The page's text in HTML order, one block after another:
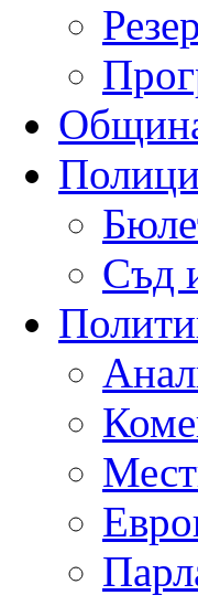
Съд